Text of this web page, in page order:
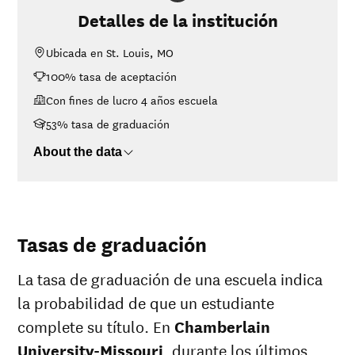
Missouri
<$30K
$30K-$48K $29,959
$48K-$75K No data
$75K-$110K$42,326
>$110K
No data
Detalles de la institución
Ubicada en St. Louis, MO
100% tasa de aceptación
Con fines de lucro 4 años escuela
53% tasa de graduación
About the data
Tasas de graduación
La tasa de graduación de una escuela indica
la probabilidad de que un estudiante
complete su título. En Chamberlain
University-Missouri , durante los últimos